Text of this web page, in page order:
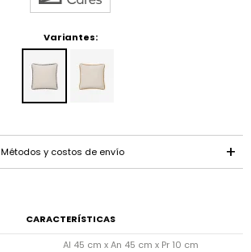
Variantes:
Métodos y costos de envío
CARACTERÍSTICAS
Al 45 cm x An 45 cm x Pr 10 cm